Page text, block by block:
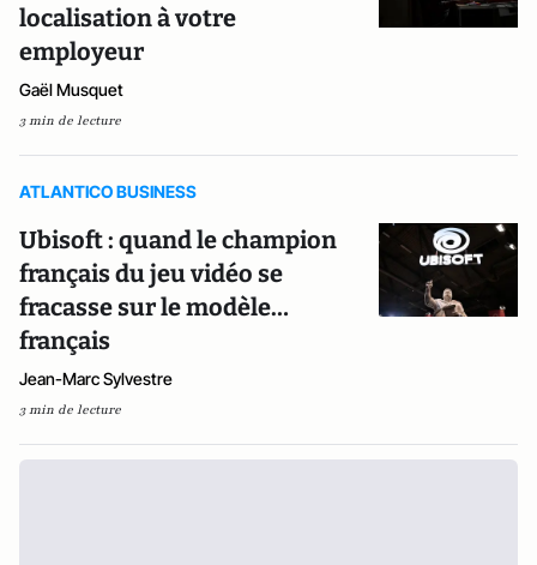
localisation à votre
employeur
Gaël Musquet
3 min de lecture
ATLANTICO BUSINESS
Ubisoft : quand le champion
français du jeu vidéo se
fracasse sur le modèle…
français
Jean-Marc Sylvestre
3 min de lecture